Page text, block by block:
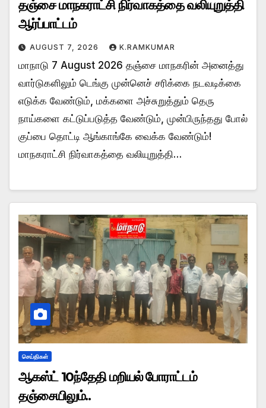
தஞ்சை மாநகராட்சி நிர்வாகத்தை வலியுறுத்தி
ஆர்ப்பாட்டம்
AUGUST 7, 2026 K.RAMKUMAR
மாநாடு 7 August 2026 தஞ்சை மாநகரின் அனைத்து
வார்டுகளிலும் டெங்கு முன்னெச் சரிக்கை நடவடிக்கை
எடுக்க வேண்டும், மக்களை அச்சுறுத்தும் தெரு
நாய்களை கட்டுப்படுத்த வேண்டும், முன்பிருந்தது போல்
குப்பை தொட்டி ஆங்காங்கே வைக்க வேண்டும்!
மாநகராட்சி நிர்வாகத்தை வலியுறுத்தி…
செய்திகள்
ஆகஸ்ட் 10ந்தேதி மறியல் போராட்டம்
தஞ்சையிலும்..